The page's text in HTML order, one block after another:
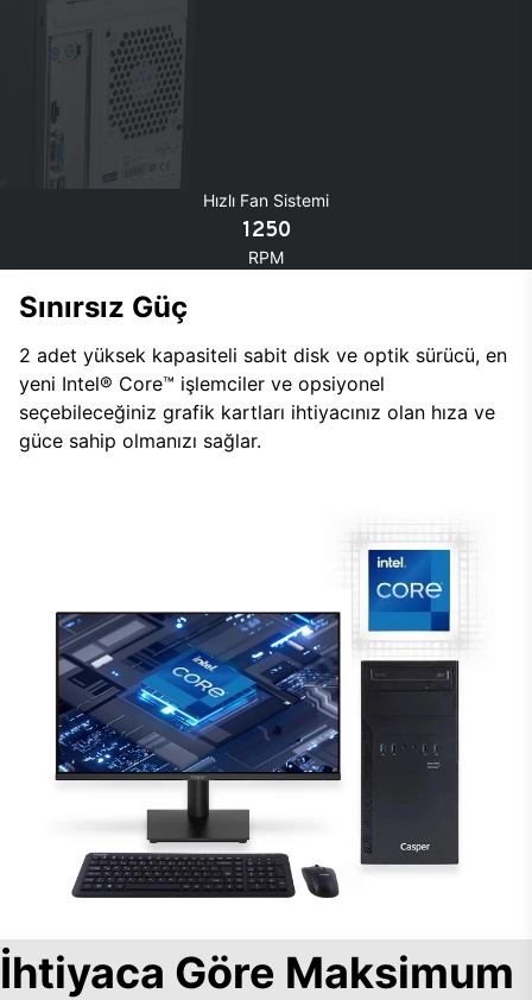
Hızlı Fan Sistemi
1250
RPM
Sınırsız Güç
2 adet yüksek kapasiteli sabit disk ve optik sürücü, en
yeni Intel® Core™ işlemciler ve opsiyonel
seçebileceğiniz grafik kartları ihtiyacınız olan hıza ve
güce sahip olmanızı sağlar.
İhtiyaca Göre Maksimum